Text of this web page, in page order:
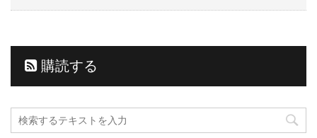
購読する